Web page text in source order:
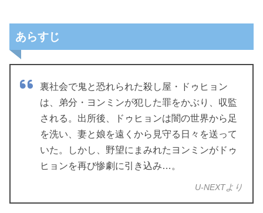
あらすじ
裏社会で鬼と恐れられた殺し屋・ドゥヒョン
は、弟分・ヨンミンが犯した罪をかぶり、収監
される。出所後、ドゥヒョンは闇の世界から足
を洗い、妻と娘を遠くから見守る日々を送って
いた。しかし、野望にまみれたヨンミンがドゥ
ヒョンを再び惨劇に引き込み…。
U-NEXTより